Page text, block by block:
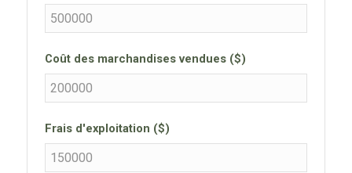
Coût des marchandises vendues ($)
Frais d'exploitation ($)